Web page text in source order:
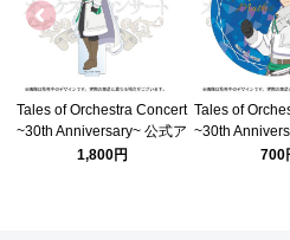
Tales of Orchestra Concert
~30th Anniversary~ 公式ア
クリルスタンド(エクシリア
1,800円
Tales of
~30th
ログラム缶バ
700